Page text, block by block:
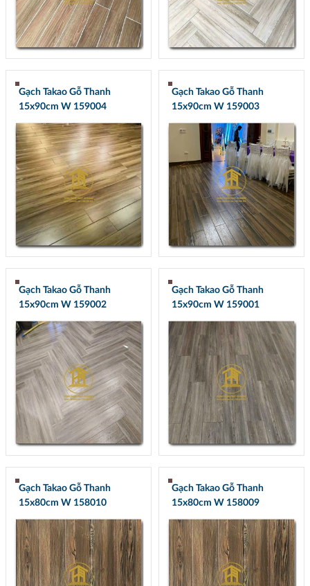
Gạch Takao Gỗ Thanh
15x90cm W 159004
Gạch Takao Gỗ Thanh
15x90cm W 159003
Gạch Takao Gỗ Thanh
15x90cm W 159002
Gạch Takao Gỗ Thanh
15x90cm W 159001
Gạch Takao Gỗ Thanh
15x80cm W 158010
Gạch Takao Gỗ Thanh
15x80cm W 158009